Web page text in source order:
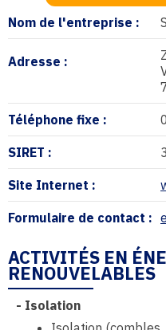
Nom de l'entreprise :
Adresse :
Téléphone fixe :
SIRET :
Site Internet :
Formulaire de contact :
ACTIVITÉS EN
RENOUVELABLES
- Isolation